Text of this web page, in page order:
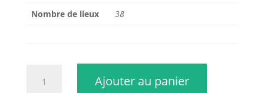
Nombre de lieux 38
Ajouter au panier